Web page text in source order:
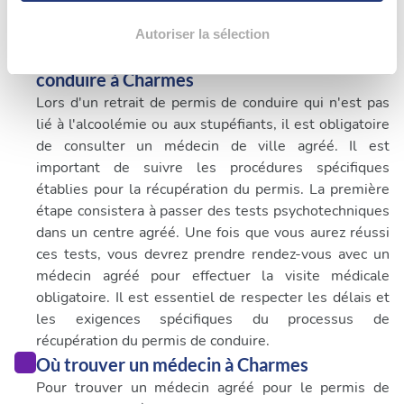
déclaration sur les cookies.
Les cookies nous permettent de personnaliser le contenu
et les annonces, d'offrir des fonctionnalités relatives aux
médias sociaux et d'analyser notre trafic. Nous
partageons également des informations sur l'utilisation de
notre site avec nos partenaires de médias sociaux, de
publicité et d'analyse, qui peuvent combiner celles-ci
avec d'autres informations que vous leur avez fournies
ou qu'ils ont collectées lors de votre utilisation de leurs
services.
Autoriser la sélection
conduire à Charmes
Lors d'un retrait de permis de conduire qui n'est pas
lié à l'alcoolémie ou aux stupéfiants, il est obligatoire
de consulter un médecin de ville agréé. Il est
important de suivre les procédures spécifiques
établies pour la récupération du permis. La première
étape consistera à passer des tests psychotechniques
dans un centre agréé. Une fois que vous aurez réussi
ces tests, vous devrez prendre rendez-vous avec un
médecin agréé pour effectuer la visite médicale
obligatoire. Il est essentiel de respecter les délais et
les exigences spécifiques du processus de
récupération du permis de conduire.
Où trouver un médecin à Charmes
Pour trouver un médecin agréé pour le permis de